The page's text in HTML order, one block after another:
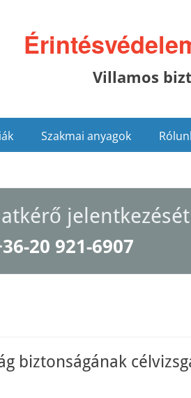
Villamos
Szakmai anyagok
jelentkezését
20 921-6907
biztonságának